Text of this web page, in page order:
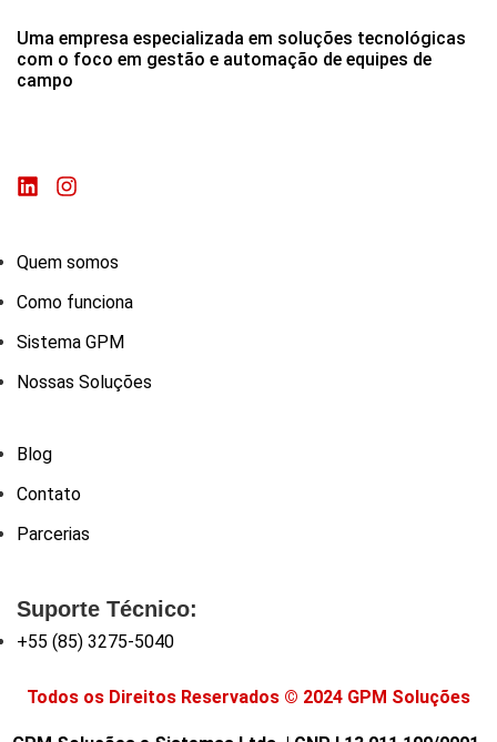
Uma empresa especializada em soluções tecnológicas
com o foco em gestão e automação de equipes de
campo
Quem somos
Como funciona
Sistema GPM
Nossas Soluções
Blog
Contato
Parcerias
Suporte Técnico:
+55 (85) 3275-5040
Todos os Direitos Reservados © 2024 GPM Soluções